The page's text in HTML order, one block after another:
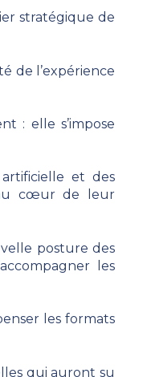
stratégique de
de l’expérience
: elle s’impose
et des
au cœur de leur
posture des
les
les formats
qui auront su